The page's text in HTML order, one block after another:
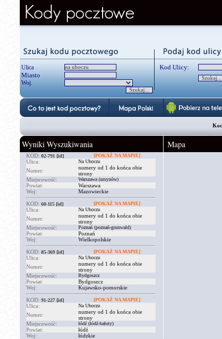
Ulica
Miasto
Woj.
Kod Ulicy:
Wyniki Wyszukiwania
KOD: 02-791 [id] [POKAŻ NA MAPIE]
Ulica: Na Uboczu
Numer:
numery od 1 do końca obie
strony
Miejscowość:
Warszawa (ursynów)
Powiat:
Warszawa
Woj:
Mazowieckie
KOD: 60-115 [id] [POKAŻ NA MAPIE]
Ulica: Na Uboczu
Numer:
numery od 1 do końca obie
strony
Miejscowość:
Poznań (poznań-grunwald)
Powiat:
Poznań
Woj:
Wielkopolskie
KOD: 85-369 [id] [POKAŻ NA MAPIE]
Ulica: Na Uboczu
Numer:
numery od 1 do końca obie
strony
Miejscowość:
Bydgoszcz
Powiat:
Bydgoszcz
Woj:
Kujawsko-pomorskie
KOD: 91-227 [id] [POKAŻ NA MAPIE]
Ulica: Na Uboczu
Numer:
numery od 1 do końca obie
strony
Miejscowość:
łódź (łódź-bałuty)
Powiat:
łódź
Woj:
łódzkie
Mapa